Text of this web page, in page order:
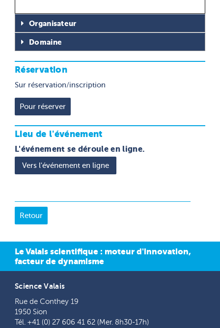
Organisateur
Domaine
Réservation
Sur réservation/inscription
Lieu de l'événement
L'événement se déroule en ligne.
Vers l'événement en ligne
Le Valais scientifique : moteur d'innovation,
facteur de dynamisme
Science Valais
Rue de Conthey 19
1950 Sion
Tél. +41 (0) 27 606 41 62 (Mer. 8h30-17h)